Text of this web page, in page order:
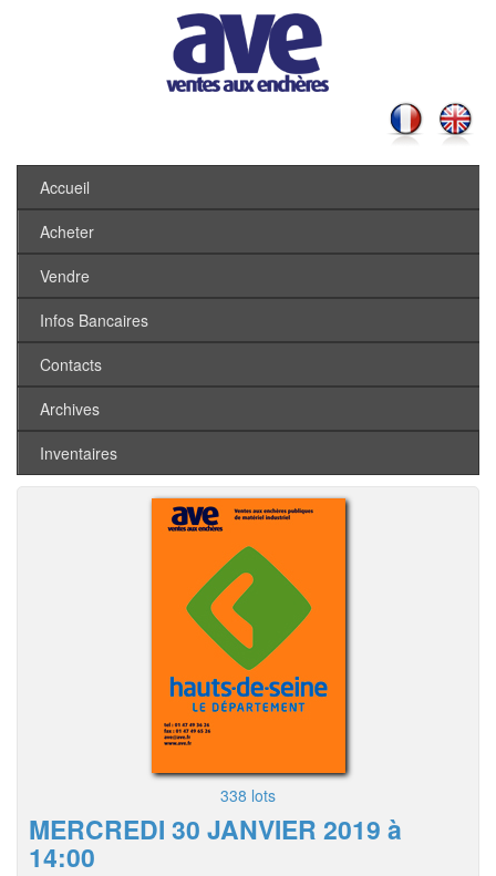
Accueil
Acheter
Vendre
Infos Bancaires
Contacts
Archives
Inventaires
338 lots
MERCREDI 30 JANVIER 2019 à
14:00